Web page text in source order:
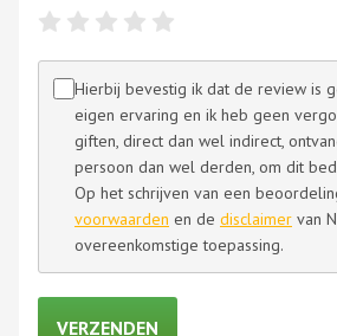
Hierbij bevestig ik dat de review is
eigen ervaring en ik heb geen
giften, direct dan wel indirect,
persoon dan wel derden, om dit
Op het schrijven van een
voorwaarden en de disclaimer van
overeenkomstige toepassing.